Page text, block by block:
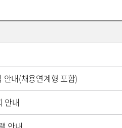
내(채용연계형 포함)
안내